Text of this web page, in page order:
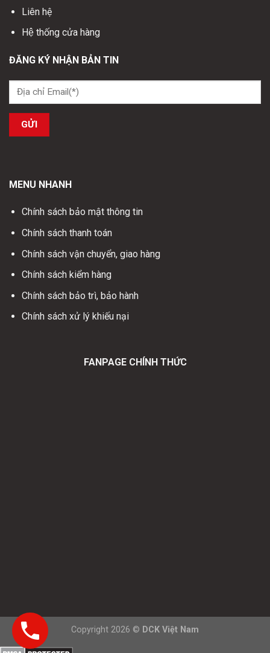
Liên hệ
Hệ thống cửa hàng
ĐĂNG KÝ NHẬN BẢN TIN
MENU NHANH
Chính sách bảo mật thông tin
Chính sách thanh toán
Chính sách vận chuyển, giao hàng
Chính sách kiểm hàng
Chính sách bảo trì, bảo hành
Chính sách xử lý khiếu nại
FANPAGE CHÍNH THỨC
Copyright 2026 © DCK Việt Nam